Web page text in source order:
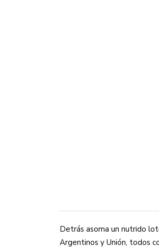
Detrás asoma un nutrido
Argentinos y Unión, todos